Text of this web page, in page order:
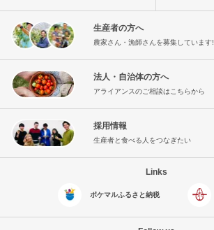
生産者の方へ
農家さん・漁師さんを募集しています!
法人・自治体の方へ
アライアンスのご相談はこちらから
採用情報
生産者と食べる人をつなぎたい
Links
ポケマルふるさと納税